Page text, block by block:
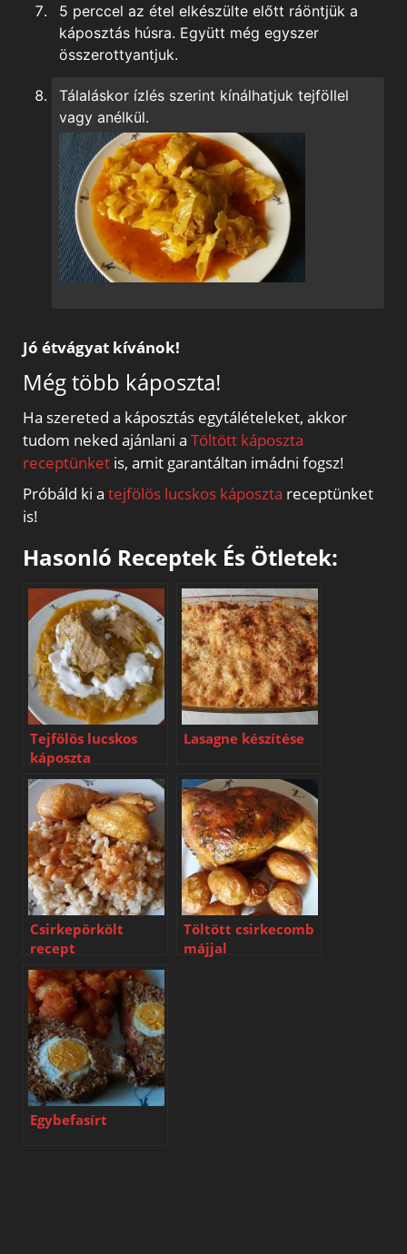
5 perccel az étel elkészülte előtt ráöntjük a
káposztás húsra. Együtt még egyszer
összerottyantjuk.
Tálaláskor ízlés szerint kínálhatjuk tejföllel
vagy anélkül.
Jó étvágyat kívánok!
Még több káposzta!
Ha szereted a káposztás egytálételeket, akkor
tudom neked ajánlani a Töltött káposzta
receptünketis, amit garantáltan imádni fogsz!
Próbáld ki a tejfölös lucskos káposzta receptünket
is!
Hasonló Receptek És Ötletek:
Tejfölös lucskos
káposzta
Lasagne készítése
Csirkepörkölt
recept
Töltött csirkecomb
májjal
Egybefasírt